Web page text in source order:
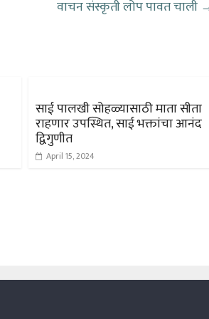
वाचन संस्कृती लोप पावत चाली
साई पालखी सोहळ्यासाठी माता सीता
राहणार उपस्थित, साई भक्तांचा आनंद
द्विगुणीत
April 15, 2024